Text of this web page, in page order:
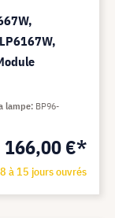
166,00 €*
à 15 jours ouvrés
lampe BP96-